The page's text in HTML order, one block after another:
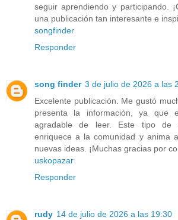
seguir aprendiendo y participando.
una publicación tan interesante e
songfinder
Responder
song finder 3 de julio de 2026 a las
Excelente publicación. Me gustó
presenta la información, ya que
agradable de leer. Este tipo de
enriquece a la comunidad y anima
nuevas ideas. ¡Muchas gracias por
uskopazar
Responder
rudy 14 de julio de 2026 a las 19:30